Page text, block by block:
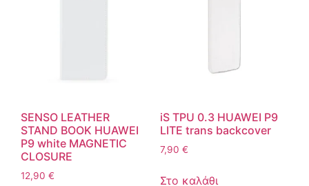
SENSO LEATHER
STAND BOOK HUAWEI
P9 white MAGNETIC
CLOSURE
12,90 €
iS TPU 0.3 HUAWEI P9
LITE trans backcover
7,90 €
Στο καλάθι